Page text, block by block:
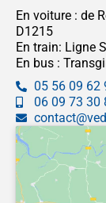
En voiture : de
D1215
En train: Ligne
En bus :
05 56 09 62
06 09 73 30